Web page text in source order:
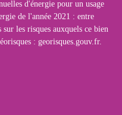
d'énergie pour un usage
de l'année 2021 : entre
les risques auxquels ce bien
: georisques.gouv.fr.